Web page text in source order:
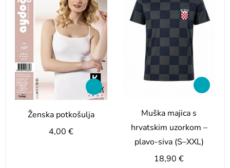
Ženska potkošulja
4,00 €
Muška majica s
hrvatskim uzorkom –
plavo-siva (S–XXL)
18,90 €